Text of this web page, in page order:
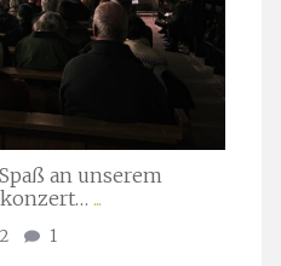
an unserem
...
1